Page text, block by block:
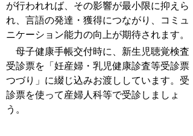
が行われれば、その影響が最小限に抑えら
れ、言語の発達・獲得につながり、コミュ
ニケーション能力の向上が期待されます。
母子健康手帳交付時に、新生児聴覚検査
受診票を「妊産婦・乳児健康診査等受診票
つづり」に綴じ込みお渡ししています。受
診票を使って産婦人科等で受診しましょ
う。